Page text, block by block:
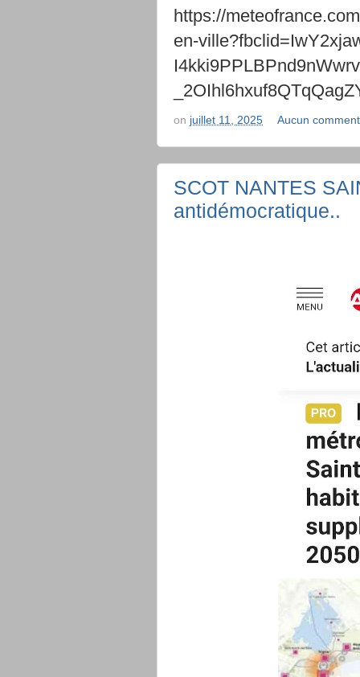
https://
en-
on juillet 11, 2025 Aucun
SCOT NANTES
antidémocratique..